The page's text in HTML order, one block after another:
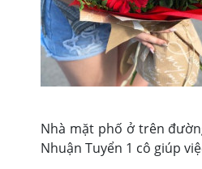
Nhà mặt phố ở trên
Nhuận Tuyển 1 cô giúp